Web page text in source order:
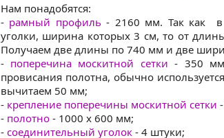
Нам понадобятся:
- рамный профиль - 2160 мм. Так как в
уголки, ширина которых 3 см, то от
Получаем две длины по 740 мм и две
- поперечина москитной сетки - 350 мм
провисания полотна, обычно
вычитаем 50 мм;
- крепление поперечины москитной сетки
- полотно- 1000 х 600 мм;
- соединительный уголок- 4 штуки;